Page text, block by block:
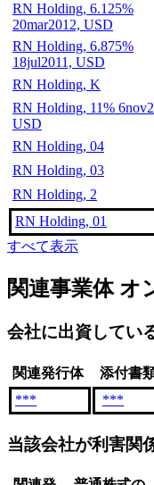
RN Holding, 6.125%
20mar2012, USD
RN Holding, 6.875%
18jul2011, USD
RN Holding, K
RN Holding, 11%
USD
RN Holding, 04
RN Holding, 03
RN Holding, 2
RN Holding, 01
すべて表示
関連事業体 オ
会社に出資してい
関連発行体
添付書
***
***
当該会社が利害関